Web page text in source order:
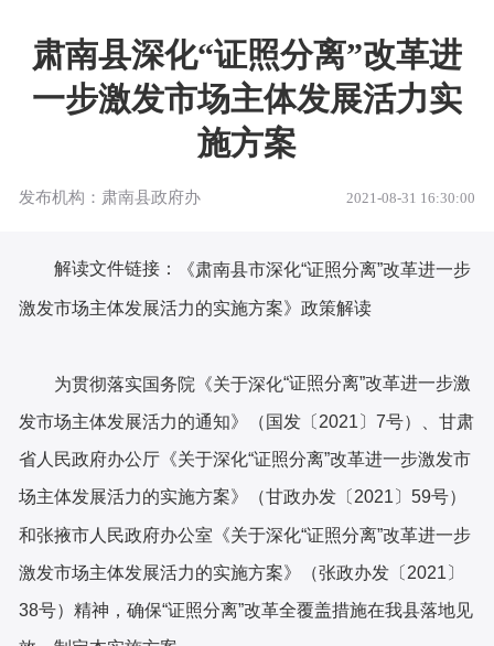
肃南县深化“证照分离”改革进
一步激发市场主体发展活力实
施方案
发布机构：肃南县政府办 2021-08-31 16:30:00
解读文件链接： 《肃南县市深化“证照分离”改革进一步
激发市场主体发展活力的实施方案》政策解读
为贯彻落实国务院《关于深化“证照分离”改革进一步激
发市场主体发展活力的通知》（国发〔2021〕7号）、甘肃
省人民政府办公厅《关于深化“证照分离”改革进一步激发市
场主体发展活力的实施方案》（甘政办发〔2021〕59号）
和张掖市人民政府办公室《关于深化“证照分离”改革进一步
激发市场主体发展活力的实施方案》（张政办发〔2021〕
38号）精神，确保“证照分离”改革全覆盖措施在我县落地见